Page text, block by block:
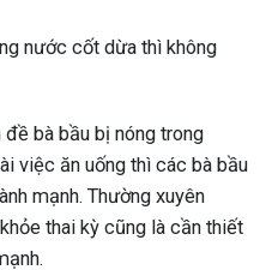
nước cốt dừa thì không
bà bầu bị nóng trong
việc ăn uống thì các bà bầu
mạnh. Thường xuyên
thai kỳ cũng là cần thiết